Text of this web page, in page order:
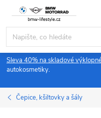
obsah
Sleva 40% na skladové
autokosmetiky.
Čepice, kšiltovky a šály